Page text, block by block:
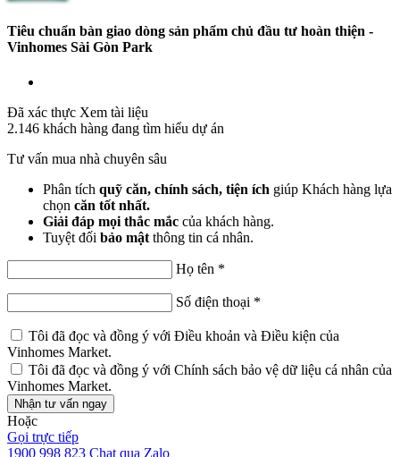
Tiêu chuẩn bàn giao dòng sản phẩm chủ đầu tư hoàn thiện -
Vinhomes Sài Gòn Park
Đã xác thực Xem tài liệu
2.146 khách hàng đang tìm hiểu dự án
Tư vấn mua nhà chuyên sâu
Phân tích quỹ căn, chính sách, tiện ích giúp Khách hàng lựa
chọn căn tốt nhất.
Giải đáp mọi thắc mắc của khách hàng.
Tuyệt đối bảo mậtthông tin cá nhân.
Họ tên *
Số điện thoại *
Tôi đã đọc và đồng ý với Điều khoản và Điều kiện của
Vinhomes Market.
Tôi đã đọc và đồng ý với Chính sách bảo vệ dữ liệu cá nhân của
Vinhomes Market.
Nhận tư vấn ngay
Hoặc
Gọi trực tiếp
1900 998 823 Chat qua Zalo